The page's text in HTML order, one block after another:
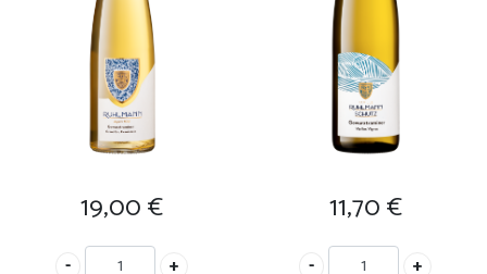
19,00€ 11,70€